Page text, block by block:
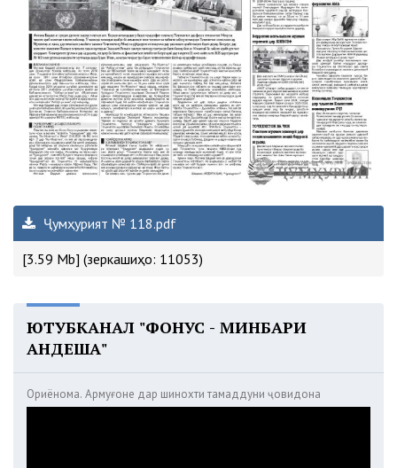
Ҷумҳурият № 118.pdf
[3.59 Mb] (зеркашиҳо: 11053)
ЮТУБКАНАЛ "ФОНУС - МИНБАРИ
АНДЕША"
Ориёнома. Армуғоне дар шинохти тамаддуни ҷовидона